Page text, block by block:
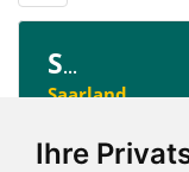
Ihre
S...
Saarland